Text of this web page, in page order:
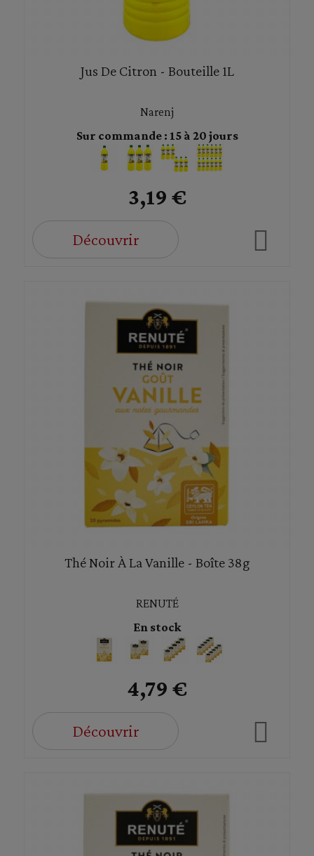
Jus De Citron - Bouteille 1L
Narenj
Sur commande : 15 à 20 jours
3,19 €
Découvrir
Thé Noir À La Vanille - Boîte 38g
RENUTÉ
En stock
4,79 €
Découvrir